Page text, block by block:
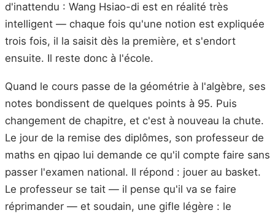
d'inattendu : Wang Hsiao-di est en réalité très
intelligent — chaque fois qu'une notion est expliquée
trois fois, il la saisit dès la première, et s'endort
ensuite. Il reste donc à l'école.
Quand le cours passe de la géométrie à l'algèbre, ses
notes bondissent de quelques points à 95. Puis
changement de chapitre, et c'est à nouveau la chute.
Le jour de la remise des diplômes, son professeur de
maths en qipao lui demande ce qu'il compte faire sans
passer l'examen national. Il répond : jouer au basket.
Le professeur se tait — il pense qu'il va se faire
réprimander — et soudain, une gifle légère : le